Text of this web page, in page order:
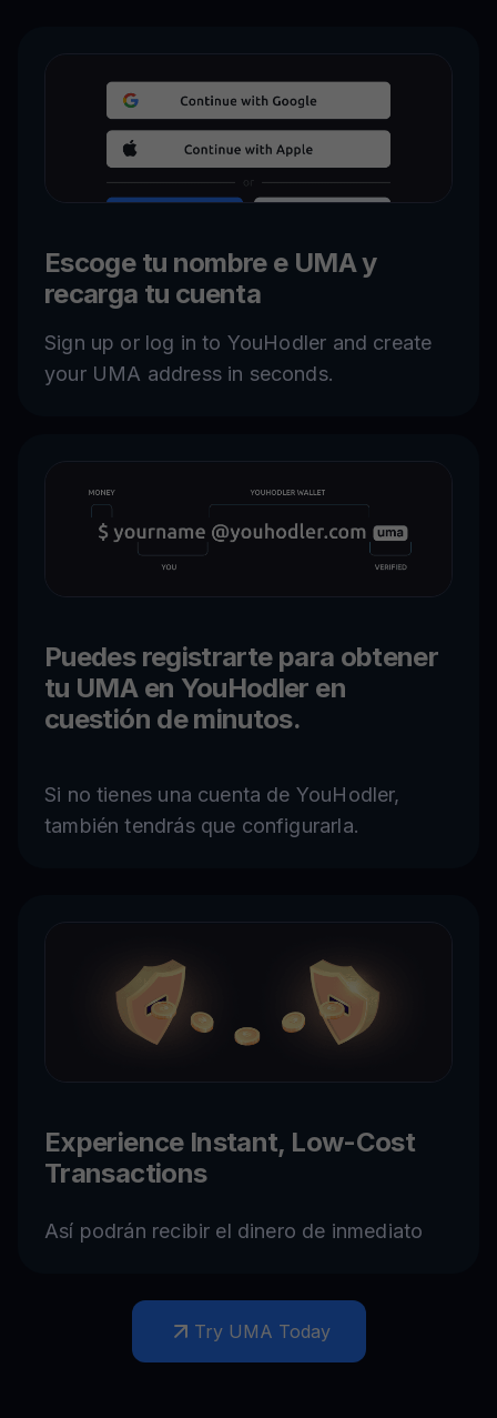
Escoge tu nombre e UMA y
recarga tu cuenta
Sign up or log in to YouHodler and create
your UMA address in seconds.
Puedes registrarte para obtener
tu UMA en YouHodler en
cuestión de minutos.
Si no tienes una cuenta de YouHodler,
también tendrás que configurarla.
Experience Instant, Low-Cost
Transactions
Así podrán recibir el dinero de inmediato
Try UMA Today